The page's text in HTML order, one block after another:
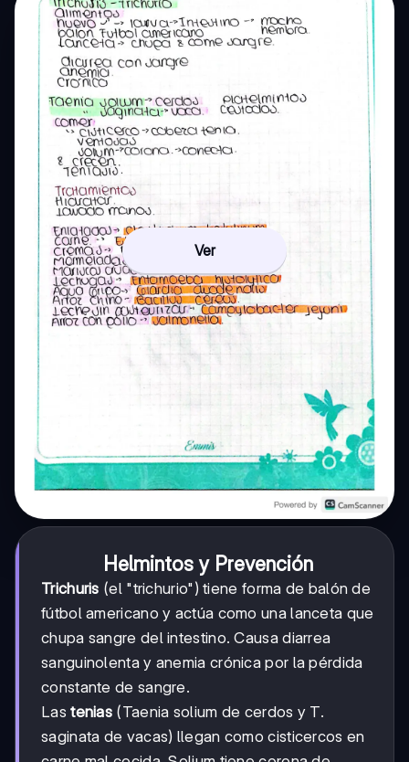
Ver
Helmintos y Prevención
Trichuris (el "trichurio") tiene forma de balón de
fútbol americano y actúa como una lanceta que
chupa sangre del intestino. Causa diarrea
sanguinolenta y anemia crónica por la pérdida
constante de sangre.
Lastenias (Taenia solium de cerdos y T.
saginata de vacas) llegan como cisticercos en